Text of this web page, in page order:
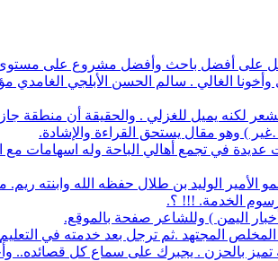
مشروع على مستوى العالم من بين 1700 طالب في آيسف
الغالي . سالم الحسن الأبلجي
يميل للغزلي . والحقيقة أن منطقة جازان
) وهو مقال يستحق القراءة والإشادة.
عديدة في تجمع أهالي الباحة وله اسهامات
الوليد بن طلال حفظه الله وابنته
الخدمة. !!! ؟.
اليمن ) وللشاعر صفحة بالموقع.
بعد خدمته في التعليم لمدة 25 عاما. عمل معرفا لقرية
تميز بالحزن . يجبرك على سماع كل قصائده..